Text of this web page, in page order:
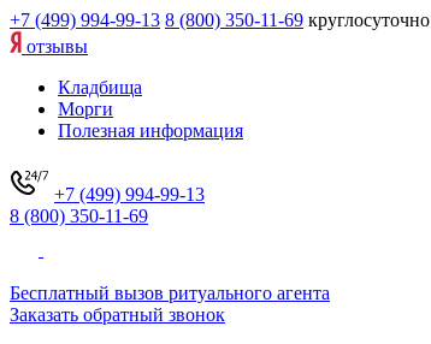
+7 (499) 994-99-13 8 (800) 350-11-69 круглосуточно
отзывы
Кладбища
Морги
Полезная информация
+7 (499) 994-99-13
8 (800) 350-11-69
Бесплатный вызов ритуального агента
Заказать обратный звонок